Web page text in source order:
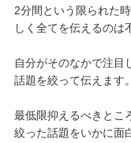
2分間という限られた
しく全てを伝えるのは
自分がそのなかで注目
話題を絞って伝えます。
最低限抑えるべきとこ
絞った話題をいかに面